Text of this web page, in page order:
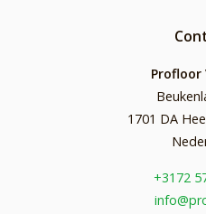
Profloor
1701 DA
+3172